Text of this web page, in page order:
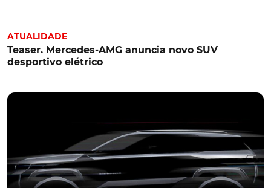
ATUALIDADE
Teaser. Mercedes-AMG anuncia novo SUV
desportivo elétrico